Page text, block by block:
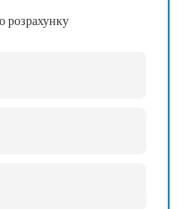
розрахунку